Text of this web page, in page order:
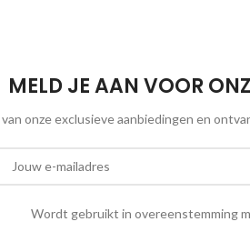
MELD JE AAN VOOR
onze exclusieve aanbiedingen en
Wordt gebruikt in overeenstemming